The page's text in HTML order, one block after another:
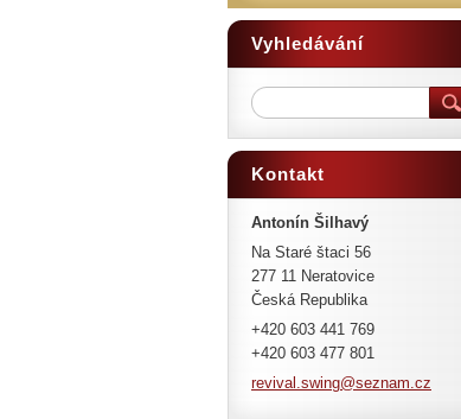
Vyhledávání
Kontakt
Antonín Šilhavý
Na Staré štaci 56
277 11 Neratovice
Česká Republika
+420 603 441 769
+420 603 477 801
revival.swing@seznam.cz